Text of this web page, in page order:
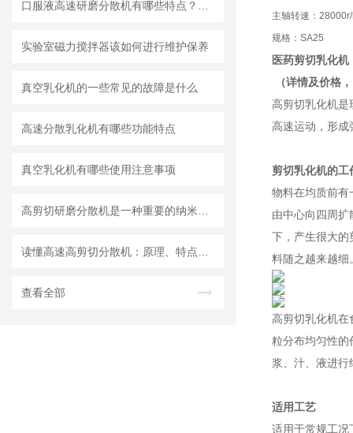
实验室磁力搅拌器该如何进行维护保养
真空乳化机的一些常见的故障是什么
高速分散乳化机有哪些功能特点
真空乳化机有哪些使用注意事项
查看全部
主轴转速：
规格：SA25
医药剪切乳化机
（详情及价格
高剪切乳化机是
高速运动，形成
剪切乳化机的工
物料在均质前有
由中心向四周
下，产生很大的
料随之越来越细
高剪切乳化机在
粒分布均匀性的
浆、汁、液进
适用工艺
适用于常规工况